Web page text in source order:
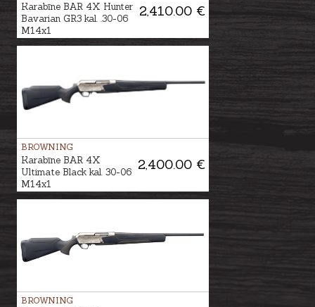
2,410.00 €
Karabīne BAR 4X Hunter
Bavarian GR3 kal. .30-06
M14x1
BROWNING
2,400.00 €
Karabīne BAR 4X
Ultimate Black kal. 30-06
M14x1
BROWNING